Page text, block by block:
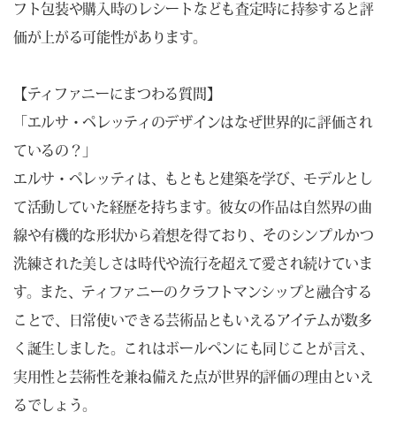
フト包装や購入時のレシートなども査定時に持参すると評
価が上がる可能性があります。
【ティファニーにまつわる質問】
「エルサ・ペレッティのデザインはなぜ世界的に評価され
ているの？」
エルサ・ペレッティは、もともと建築を学び、モデルとし
て活動していた経歴を持ちます。彼女の作品は自然界の曲
線や有機的な形状から着想を得ており、そのシンプルかつ
洗練された美しさは時代や流行を超えて愛され続けていま
す。また、ティファニーのクラフトマンシップと融合する
ことで、日常使いできる芸術品ともいえるアイテムが数多
く誕生しました。これはボールペンにも同じことが言え、
実用性と芸術性を兼ね備えた点が世界的評価の理由といえ
るでしょう。